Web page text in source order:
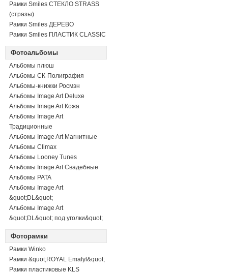
Рамки Smiles СТЕКЛО STRASS
(стразы)
Рамки Smiles ДЕРЕВО
Рамки Smiles ПЛАСТИК CLASSIC
Фотоальбомы
Альбомы плюш
Альбомы СК-Полиграфия
Альбомы-книжки Росмэн
Альбомы Image Art Deluxe
Альбомы Image Art Кожа
Альбомы Image Art
Традиционные
Альбомы Image Art Магнитные
Альбомы Climax
Альбомы Looney Tunes
Альбомы Image Art Свадебные
Альбомы PATA
Альбомы Image Art
&quot;DL&quot;
Альбомы Image Art
&quot;DL&quot; под уголки&quot;
Фоторамки
Рамки Winko
Рамки &quot;ROYAL Emafyl&quot;
Рамки пластиковые KLS